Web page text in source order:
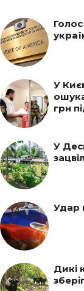
У
грн
У
Удар
Дикі